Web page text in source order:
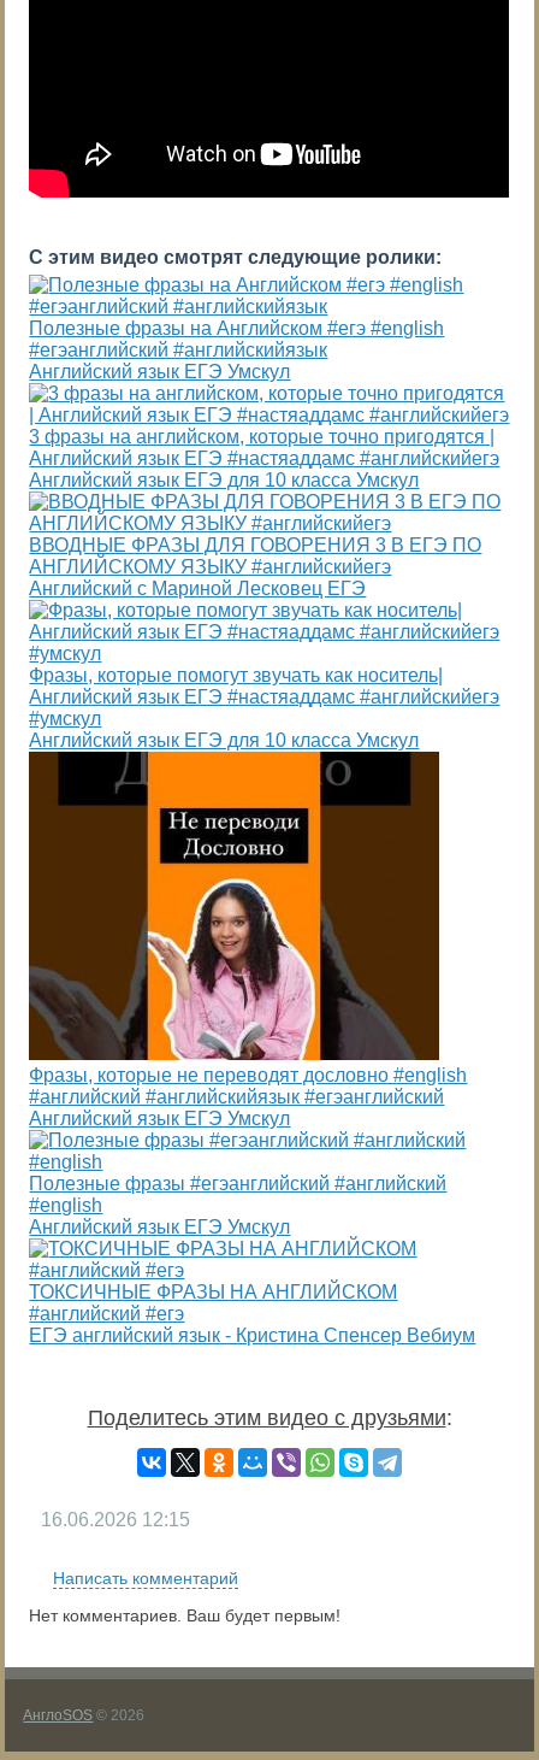
С этим видео смотрят следующие ролики:
Полезные фразы на Английском #егэ #english
#егэанглийский #английскийязык
Английский язык ЕГЭ Умскул
3 фразы на английском, которые точно пригодятся |
Английский язык ЕГЭ #настяаддамс #английскийегэ
Английский язык ЕГЭ для 10 класса Умскул
ВВОДНЫЕ ФРАЗЫ ДЛЯ ГОВОРЕНИЯ 3 В ЕГЭ ПО
АНГЛИЙСКОМУ ЯЗЫКУ #английскийегэ
Английский с Мариной Лесковец ЕГЭ
Фразы, которые помогут звучать как носитель|
Английский язык ЕГЭ #настяаддамс #английскийегэ
#умскул
Английский язык ЕГЭ для 10 класса Умскул
Фразы, которые не переводят дословно #english
#английский #английскийязык #егэанглийский
Английский язык ЕГЭ Умскул
Полезные фразы #егэанглийский #английский
#english
Английский язык ЕГЭ Умскул
ТОКСИЧНЫЕ ФРАЗЫ НА АНГЛИЙСКОМ
#английский #егэ
ЕГЭ английский язык - Кристина Спенсер Вебиум
Поделитесь этим видео с друзьями:
16.06.2026 12:15
Написать комментарий
Нет комментариев. Ваш будет первым!
АнглоSOS © 2026